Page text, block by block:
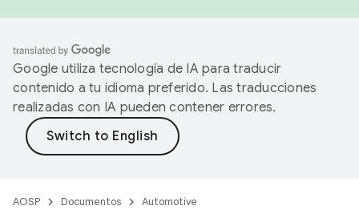
Google utiliza tecnología de IA para traducir
contenido a tu idioma preferido. Las traducciones
realizadas con IA pueden contener errores.
AOSP Documentos Automotive